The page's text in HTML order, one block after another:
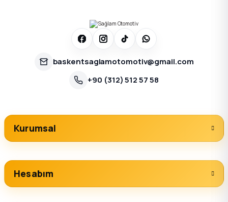
baskentsaglamotomotiv@gmail.com
+90 (312) 512 57 58
Kurumsal
Hesabım